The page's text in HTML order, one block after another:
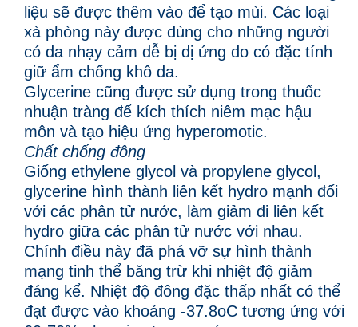
liệu sẽ được thêm vào để tạo mùi. Các loại
xà phòng này được dùng cho những người
có da nhạy cảm dễ bị dị ứng do có đặc tính
giữ ẩm chống khô da.
Glycerine cũng được sử dụng trong thuốc
nhuận tràng để kích thích niêm mạc hậu
môn và tạo hiệu ứng hyperomotic.
Chất chống đông
Giống ethylene glycol và propylene glycol,
glycerine hình thành liên kết hydro mạnh đối
với các phân tử nước, làm giảm đi liên kết
hydro giữa các phân tử nước với nhau.
Chính điều này đã phá vỡ sự hình thành
mạng tinh thể băng trừ khi nhiệt độ giảm
đáng kể. Nhiệt độ đông đặc thấp nhất có thể
đạt được vào khoảng -37.8oC tương ứng với